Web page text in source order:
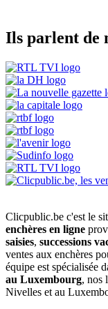
Ils parlent de
Clicpublic.be c'est le
enchères en ligne
saisies, successions
ventes aux enchères
équipe est spécialisée
au Luxembourg, nos
Nivelles et au